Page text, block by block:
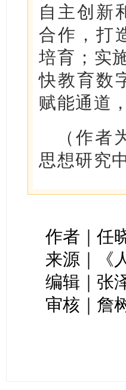
自主创新
合作，打
培育；实
快教育数
赋能通道
（作
思想研究
作者｜任
来源｜《
编辑｜张
审核｜詹